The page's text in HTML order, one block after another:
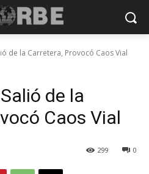
de la Carretera, Provocó Caos Vial
de la
Caos Vial
0
299